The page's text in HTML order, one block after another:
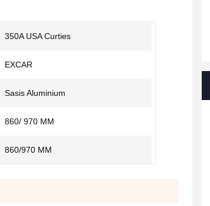
350A USA Curties
EXCAR
Sasis Aluminium
860/ 970 MM
860/970 MM